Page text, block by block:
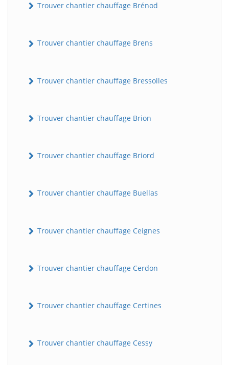
Trouver chantier chauffage Brénod
Trouver chantier chauffage Brens
Trouver chantier chauffage Bressolles
Trouver chantier chauffage Brion
Trouver chantier chauffage Briord
Trouver chantier chauffage Buellas
Trouver chantier chauffage Ceignes
Trouver chantier chauffage Cerdon
Trouver chantier chauffage Certines
Trouver chantier chauffage Cessy